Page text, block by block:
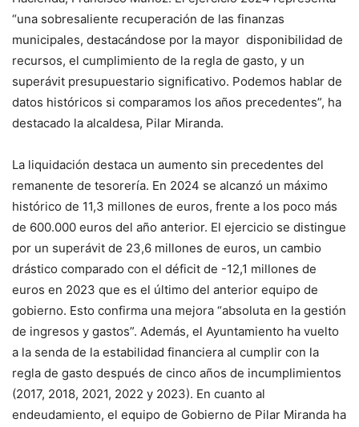
“una sobresaliente recuperación de las finanzas
municipales, destacándose por la mayor disponibilidad de
recursos, el cumplimiento de la regla de gasto, y un
superávit presupuestario significativo. Podemos hablar de
datos históricos si comparamos los años precedentes”, ha
destacado la alcaldesa, Pilar Miranda.
La liquidación destaca un aumento sin precedentes del
remanente de tesorería. En 2024 se alcanzó un máximo
histórico de 11,3 millones de euros, frente a los poco más
de 600.000 euros del año anterior. El ejercicio se distingue
por un superávit de 23,6 millones de euros, un cambio
drástico comparado con el déficit de -12,1 millones de
euros en 2023 que es el último del anterior equipo de
gobierno. Esto confirma una mejora “absoluta en la gestión
de ingresos y gastos”. Además, el Ayuntamiento ha vuelto
a la senda de la estabilidad financiera al cumplir con la
regla de gasto después de cinco años de incumplimientos
(2017, 2018, 2021, 2022 y 2023). En cuanto al
endeudamiento, el equipo de Gobierno de Pilar Miranda ha